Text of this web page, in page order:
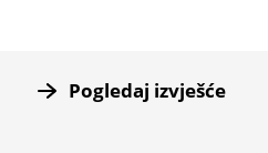
Pogledaj izvješće